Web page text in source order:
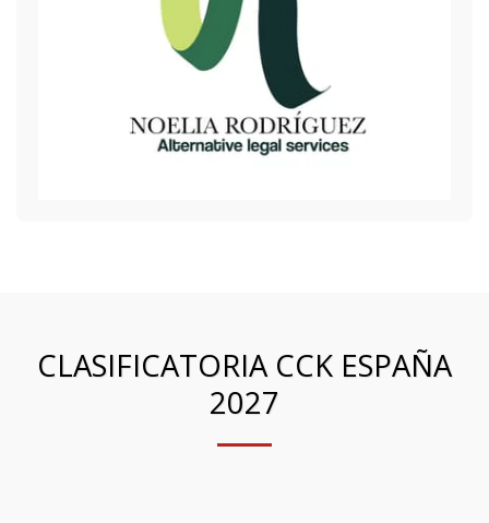
CLASIFICATORIA CCK ESPAÑA
2027